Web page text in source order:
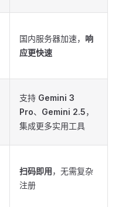
国内服务器加速， 响
应更快速
支持 Gemini 3
Pro、 Gemini 2.5，
集成更多实用工具
扫码即用，无需复杂
注册